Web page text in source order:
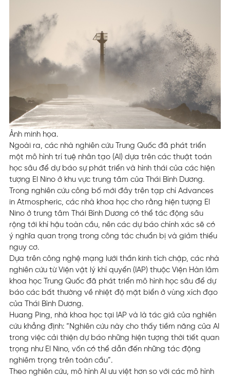
Ảnh minh họa.
Ngoài ra, các nhà nghiên cứu Trung Quốc đã phát triển
một mô hình trí tuệ nhân tạo (AI) dựa trên các thuật toán
học sâu để dự báo sự phát triển và hình thái của các hiện
tượng El Nino ở khu vực trung tâm của Thái Bình Dương.
Trong nghiên cứu công bố mới đây trên tạp chí Advances
in Atmospheric, các nhà khoa học cho rằng hiện tượng El
Nino ở trung tâm Thái Bình Dương có thể tác động sâu
rộng tới khí hậu toàn cầu, nên các dự báo chính xác sẽ có
ý nghĩa quan trọng trong công tác chuẩn bị và giảm thiểu
nguy cơ.
Dựa trên công nghệ mạng lưới thần kinh tích chập, các nhà
nghiên cứu từ Viện vật lý khí quyển (IAP) thuộc Viện Hàn lâm
khoa học Trung Quốc đã phát triển mô hình học sâu để dự
báo các bất thường về nhiệt độ mặt biển ở vùng xích đạo
của Thái Bình Dương.
Huang Ping, nhà khoa học tại IAP và là tác giả của nghiên
cứu khẳng định: “Nghiên cứu này cho thấy tiềm năng của AI
trong việc cải thiện dự báo những hiện tượng thời tiết quan
trọng như El Nino, vốn có thể dẫn đến những tác động
nghiêm trọng trên toàn cầu”.
Theo nghiên cứu, mô hình AI ưu việt hơn so với các mô hình